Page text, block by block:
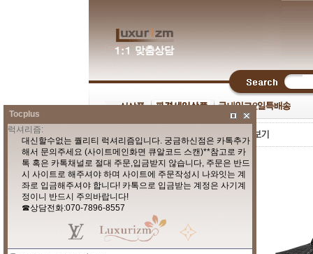
Tocplus